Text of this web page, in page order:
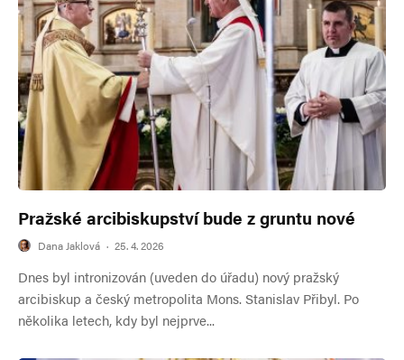
Pražské arcibiskupství bude z gruntu nové
Dana Jaklová · 25. 4. 2026
Dnes byl intronizován (uveden do úřadu) nový pražský
arcibiskup a český metropolita Mons. Stanislav Přibyl. Po
několika letech, kdy byl nejprve...